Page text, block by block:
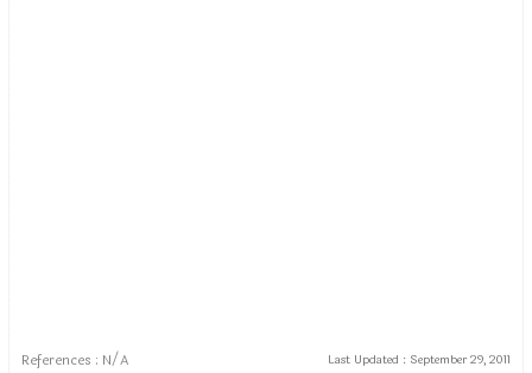
References : N/A Last Updated : September 29, 2011